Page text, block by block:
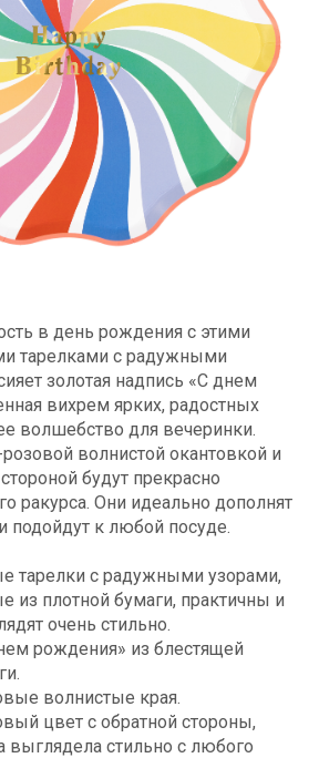
в день рождения с этими
тарелками с радужными
золотая надпись «С днем
вихрем ярких, радостных
волшебство для вечеринки.
волнистой окантовкой и
будут прекрасно
ракурса. Они идеально дополнят
подойдут к любой посуде.
тарелки с радужными узорами,
из плотной бумаги, практичны и
очень стильно.
рождения» из блестящей
волнистые края.
цвет с обратной стороны,
выглядела стильно с любого